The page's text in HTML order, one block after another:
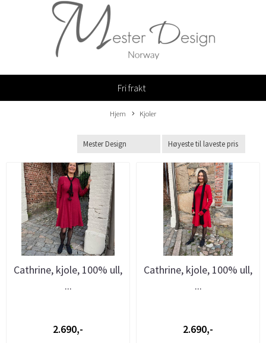
Fri frakt
Hjem Kjoler
Cathrine, kjole, 100% ull,
...
2.690,-
Cathrine, kjole, 100% ull,
...
2.690,-